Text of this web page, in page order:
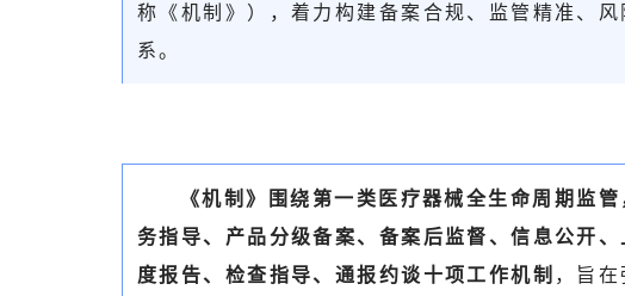
称《机制》），着力构建备案合规、监管精准、
系。
《机制》围绕第一类医疗器械全生命周期监管
务指导、产品分级备案、备案后监督、信息公开
度报告、检查指导、通报约谈十项工作机制 ，旨